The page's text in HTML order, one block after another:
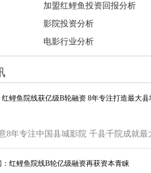
加盟红鲤鱼投资回报分析
影院投资分析
电影行业分析
鲤鱼院线获亿级B轮融资 8年专注打造最大县
8年专注中国县城影院 千县千院成就最
：红鲤鱼院线B轮亿级融资再获资本青睐